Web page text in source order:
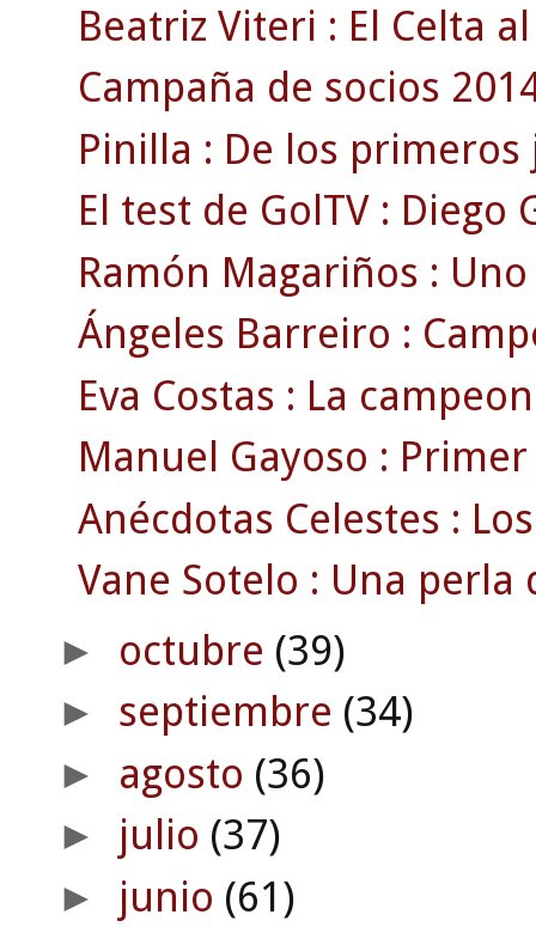
Beatriz Viteri : El Celta
Campaña de socios
Pinilla : De los
El test de GolTV : Diego
Ramón Magariños :
Ángeles Barreiro :
Eva Costas : La
Manuel Gayoso :
Anécdotas Celestes :
Vane Sotelo : Una
► octubre (39)
► septiembre (34)
► agosto (36)
► julio (37)
► junio (61)